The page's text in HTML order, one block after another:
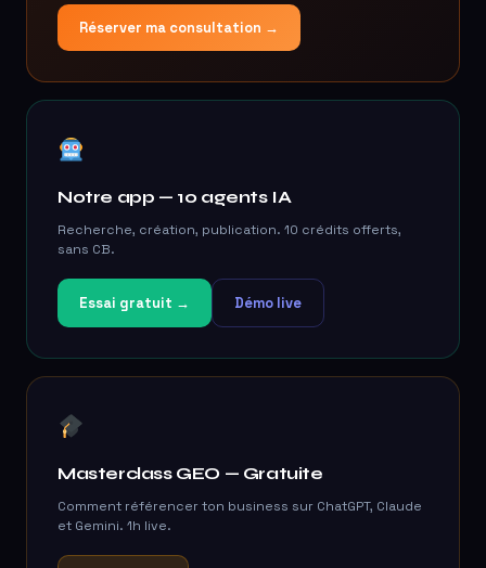
Réserver ma consultation →
Notre app — 10 agents IA
Recherche, création, publication. 10 crédits offerts,
sans CB.
Essai gratuit → Démo live
Masterclass GEO — Gratuite
Comment référencer ton business sur ChatGPT, Claude
et Gemini. 1h live.